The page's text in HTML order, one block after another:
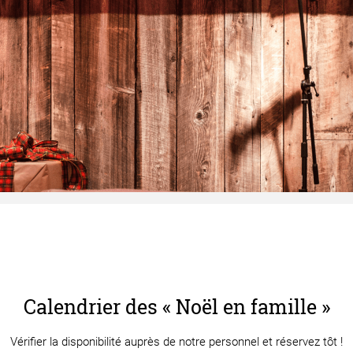
Calendrier des « Noël en famille »
Vérifier la disponibilité auprès de notre personnel et réservez tôt !